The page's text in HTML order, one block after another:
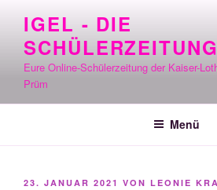
springen
IGEL - DIE
SCHÜLERZEITUNG
Eure Online-Schülerzeitung der Kaiser-
Prüm
Menü
VERÖFFENTLICHT
23. JANUAR 2021 VON LEONIE